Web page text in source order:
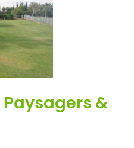
Paysagers &